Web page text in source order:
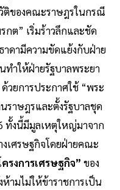
ติของคณะราษฎรในกรณี
กต” เริ่มร้าวลึกและชัด
ดามีความขัดแย้งกับฝ่าย
ำให้ฝ่ายรัฐบาลพระยา
วยการประกาศใช้ “พระ
าษฎรและตั้งรัฐบาลชุด
ทั้งนี้มีมูลเหตุใหญ่มาจาก
เศรษฐกิจโดยฝ่ายคณะ
ครงการเศรษฐกิจ” ของ
ห้ามไม่ให้ข้าราชการเป็น